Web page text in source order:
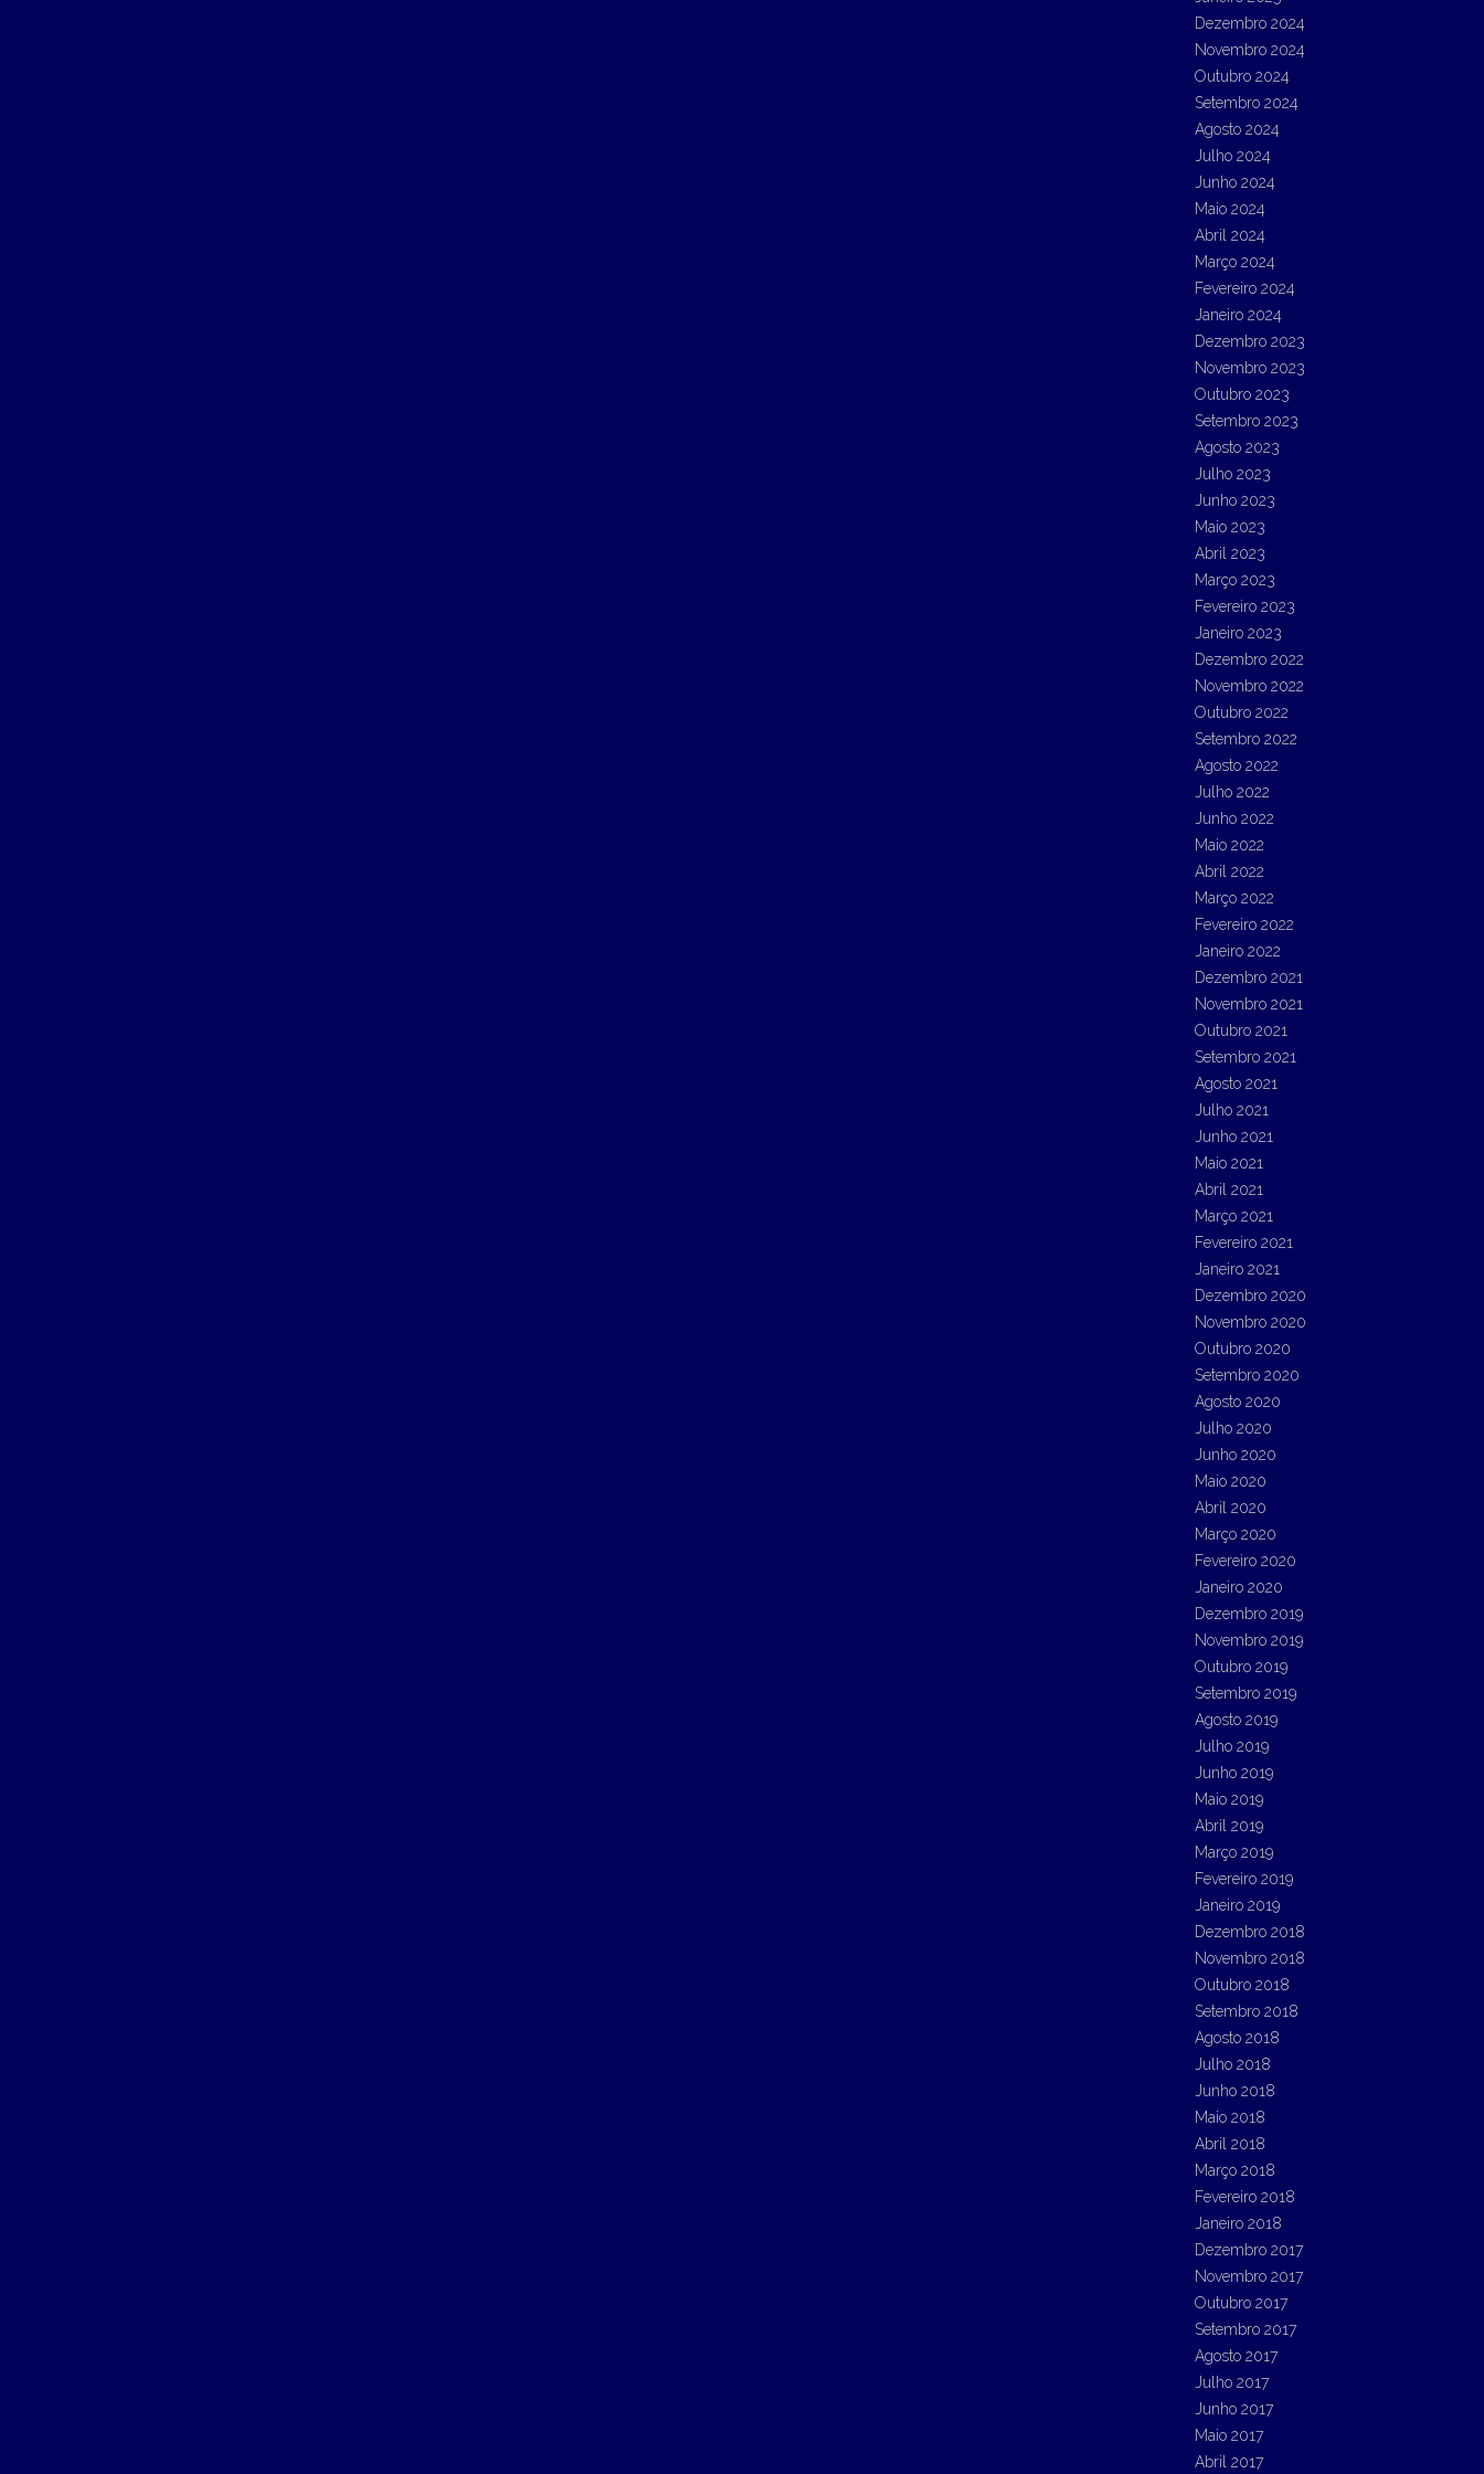
Dezembro 2024
Novembro 2024
Outubro 2024
Setembro 2024
Agosto 2024
Julho 2024
Junho 2024
Maio 2024
Abril 2024
Março 2024
Fevereiro 2024
Janeiro 2024
Dezembro 2023
Novembro 2023
Outubro 2023
Setembro 2023
Agosto 2023
Julho 2023
Junho 2023
Maio 2023
Abril 2023
Março 2023
Fevereiro 2023
Janeiro 2023
Dezembro 2022
Novembro 2022
Outubro 2022
Setembro 2022
Agosto 2022
Julho 2022
Junho 2022
Maio 2022
Abril 2022
Março 2022
Fevereiro 2022
Janeiro 2022
Dezembro 2021
Novembro 2021
Outubro 2021
Setembro 2021
Agosto 2021
Julho 2021
Junho 2021
Maio 2021
Abril 2021
Março 2021
Fevereiro 2021
Janeiro 2021
Dezembro 2020
Novembro 2020
Outubro 2020
Setembro 2020
Agosto 2020
Julho 2020
Junho 2020
Maio 2020
Abril 2020
Março 2020
Fevereiro 2020
Janeiro 2020
Dezembro 2019
Novembro 2019
Outubro 2019
Setembro 2019
Agosto 2019
Julho 2019
Junho 2019
Maio 2019
Abril 2019
Março 2019
Fevereiro 2019
Janeiro 2019
Dezembro 2018
Novembro 2018
Outubro 2018
Setembro 2018
Agosto 2018
Julho 2018
Junho 2018
Maio 2018
Abril 2018
Março 2018
Fevereiro 2018
Janeiro 2018
Dezembro 2017
Novembro 2017
Outubro 2017
Setembro 2017
Agosto 2017
Julho 2017
Junho 2017
Maio 2017
Abril 2017